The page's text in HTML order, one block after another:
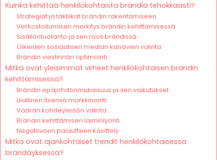
Kuinka kehittää henkilökohtaista brändiä tehokkaasti?
Strategiat ja taktiikat brändin rakentamiseen
Verkostoitumisen merkitys brändin kehittämisessä
Sisällöntuotanto ja sen rooli brändissä
Oikeiden sosiaalisen median kanavien valinta
Brändin viestinnän optimointi
Mitkä ovat yleisimmät virheet henkilökohtaisen brändin
kehittämisessä?
Brändin epäjohdonmukaisuus ja sen vaikutukset
Liiallinen itsensä markkinointi
Väärän kohdeyleisön valinta
Brändin kehittämisen laiminlyönti
Negatiivisen palautteen käsittely
Mitkä ovat ajankohtaiset trendit henkilökohtaisessa
brändäyksessä?